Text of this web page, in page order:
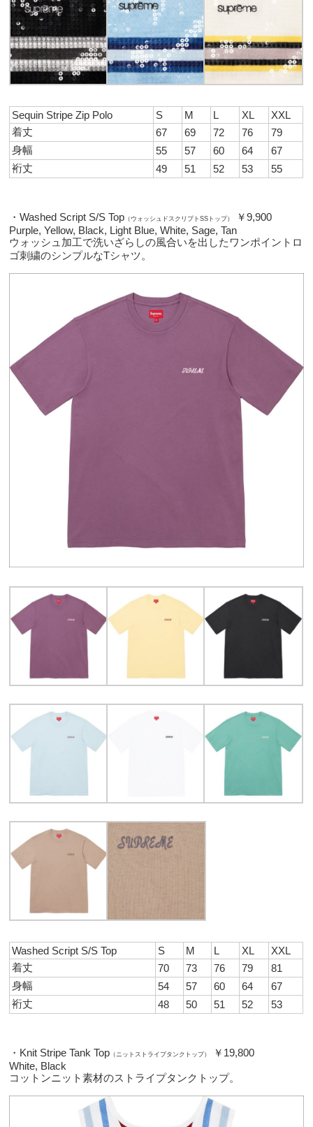
Sequin Stripe Zip Polo S M L XL
XXL
着丈
67 69 72 76
79
身幅
55 57 60 64
67
裄丈
49 51 52 53 55
・Washed Script S/S Top （ウォッシュドスクリプトSSトップ）
￥9,900
Purple, Yellow, Black, Light Blue, White, Sage, Tan
ウォッシュ加工で洗いざらしの風合いを出したワンポイントロ
ゴ刺繍のシンプルなTシャツ。
Washed Script S/S Top S M L XL
XXL
着丈
70 73 76 79
81
身幅
54 57 60 64
67
裄丈
48 50 51 52 53
・Knit Stripe Tank Top （ニットストライプタンクトップ）
￥19,800
White, Black
コットンニット素材のストライプタンクトップ。